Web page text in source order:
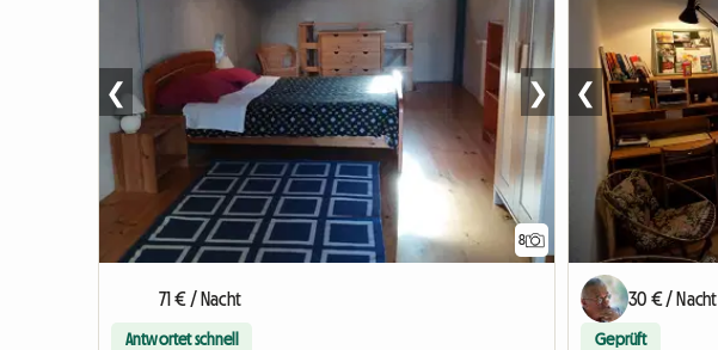
8
❮ ❯
71 € / Nacht
Antwortet schnell
❮
30 € / Nacht
Geprüft